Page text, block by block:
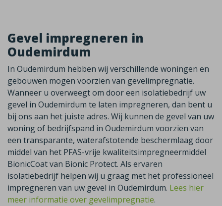
Gevel impregneren in
Oudemirdum
In Oudemirdum hebben wij verschillende woningen en
gebouwen mogen voorzien van gevelimpregnatie.
Wanneer u overweegt om door een isolatiebedrijf uw
gevel in Oudemirdum te laten impregneren, dan bent u
bij ons aan het juiste adres. Wij kunnen de gevel van uw
woning of bedrijfspand in Oudemirdum voorzien van
een transparante, waterafstotende beschermlaag door
middel van het PFAS-vrije kwaliteitsimpregneermiddel
BionicCoat van Bionic Protect. Als ervaren
isolatiebedrijf helpen wij u graag met het professioneel
impregneren van uw gevel in Oudemirdum. Lees hier
meer informatie over gevelimpregnatie.